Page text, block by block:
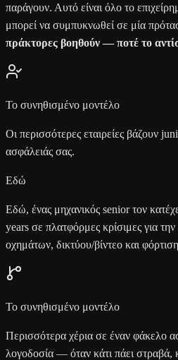
παράγουν. Αυτό είναι όλο το
μπορεί να συμπυκνωθεί σε μία
πράκτορες βοηθούν — ποτέ το
Το συνηθισμένο μοντέλο
Οι περισσότερες εταιρείες βάζουν
ασφάλειάς σας.
Εδώ
Εδώ, ένας μηχανικός senior τον
years σε πλατφόρμες κρίσιμες για
οχημάτων, δικτύου/βίντεο και
Το συνηθισμένο μοντέλο
Περισσότερα χέρια σε έναν φάκελο
λογοδοσία — όταν κάτι πάει